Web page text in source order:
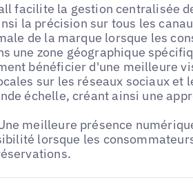
facilite la gestion centralisée
la précision sur tous les
de la marque lorsque les
une zone géographique
bénéficier d'une meilleure
sur les réseaux sociaux et
échelle, créant ainsi une
meilleure présence
lorsque les